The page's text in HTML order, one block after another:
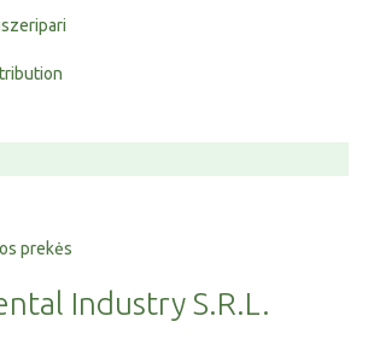
prekės
Industry S.R.L.